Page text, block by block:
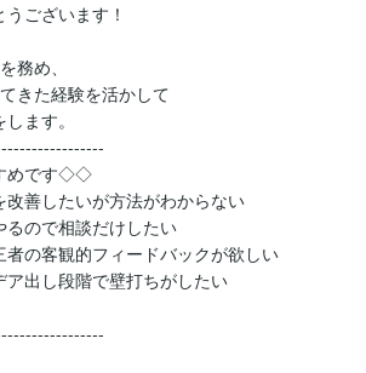
ございます！
務め、
きた経験を活かして
ます。
めです◇◇
改善したいが方法がわからない
るので相談だけしたい
者の客観的フィードバックが欲しい
ア出し段階で壁打ちがしたい